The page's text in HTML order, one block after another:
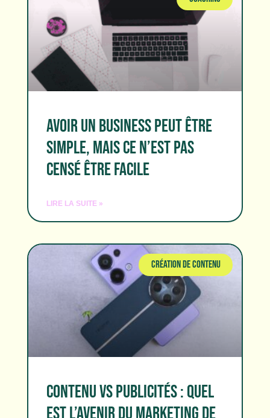
AVOIR UN BUSINESS PEUT ÊTRE
SIMPLE, MAIS CE N’EST PAS
CENSÉ ÊTRE FACILE
LIRE LA SUITE »
CRÉATION DE CONTENU
CONTENU VS PUBLICITÉS : QUEL